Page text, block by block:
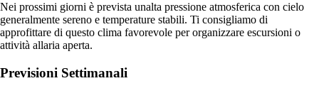
Nei prossimi giorni è prevista unalta pressione atmosferica con cielo
generalmente sereno e temperature stabili. Ti consigliamo di
approfittare di questo clima favorevole per organizzare escursioni o
attività allaria aperta.
Previsioni Settimanali